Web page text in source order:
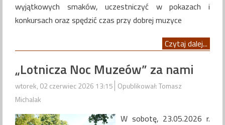
wyjątkowych smaków, uczestniczyć w pokazach i
konkursach oraz spędzić czas przy dobrej muzyce
Czytaj dalej...
„Lotnicza Noc Muzeów” za nami
wtorek, 02 czerwiec 2026 13:15 Opublikował: Tomasz
Michalak
W sobotę, 23.05.2026 r.